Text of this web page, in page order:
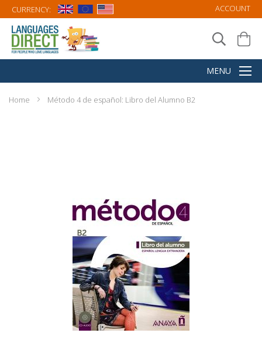
CURRENCY: ACCOUNT
Home Método 4 de español: Libro del Alumno B2